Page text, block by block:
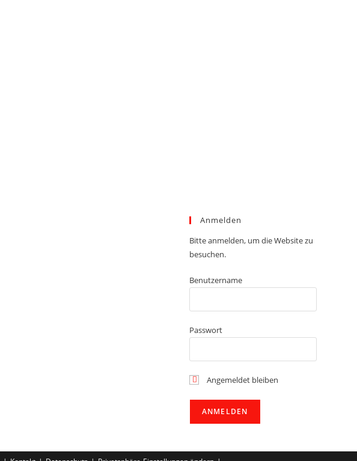
Anmelden
Bitte anmelden, um die Website zu
besuchen.
Benutzername
Passwort
Angemeldet bleiben